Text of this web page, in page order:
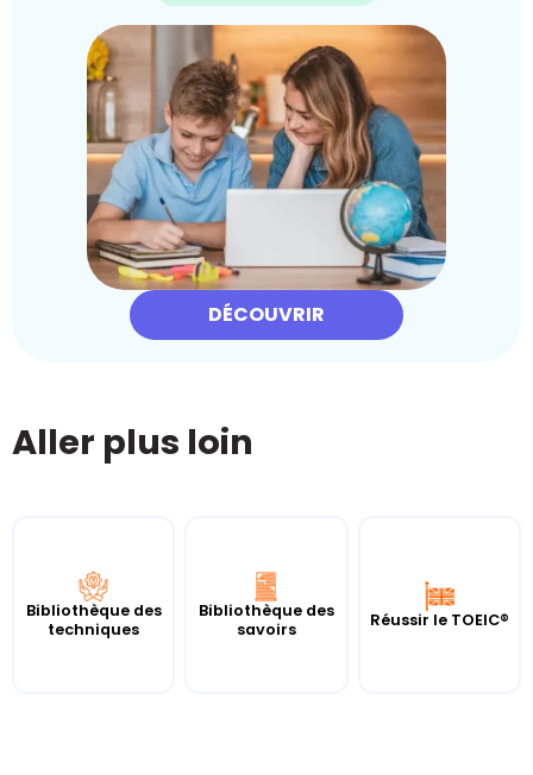
DÉCOUVRIR
Aller plus loin
Bibliothèque des
techniques
Bibliothèque des
savoirs
Réussir le TOEIC®